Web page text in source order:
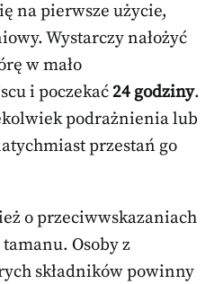
na pierwsze użycie,
Wystarczy nałożyć
w mało
i poczekać 24 godziny.
podrażnienia lub
przestań go
o przeciwwskazaniach
Osoby z
składników powinny